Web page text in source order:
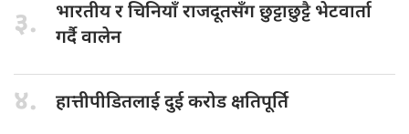
३. भारतीय रचिनियाँ राजदूतसँग छुट्टाछुट्टै भेटवार्ता
गर्दै वालेन
४. हात्तीपीडितलाई दुईकरोड क्षतिपूर्ति